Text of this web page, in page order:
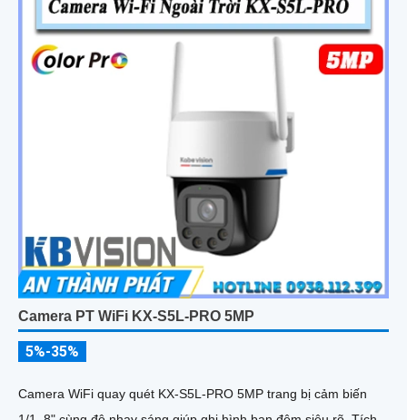
Camera PT WiFi KX-S5L-PRO 5MP
5%-35%
Camera WiFi quay quét KX-S5L-PRO 5MP trang bị cảm biến